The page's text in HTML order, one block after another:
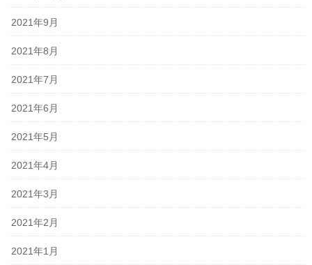
2021年9月
2021年8月
2021年7月
2021年6月
2021年5月
2021年4月
2021年3月
2021年2月
2021年1月